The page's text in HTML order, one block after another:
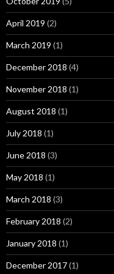
April 2019 (2)
March 2019 (1)
December 2018 (4)
November 2018 (1)
August 2018 (1)
July 2018 (1)
June 2018 (3)
May 2018 (1)
March 2018 (3)
February 2018 (2)
January 2018 (1)
December 2017(1)